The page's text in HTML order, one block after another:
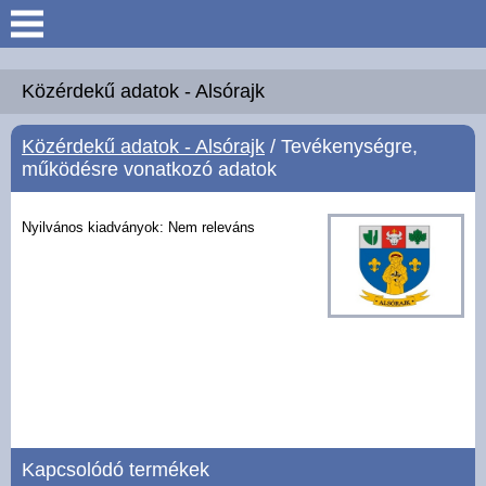
Keresés
Köszöntő
Hírek
Galéria
Közérdekű adatok - Alsórajk
Közérdekű adatok - Alsórajk / Tevékenységre,
működésre vonatkozó adatok
Nyilvános kiadványok: Nem releváns
Kapcsolódó termékek